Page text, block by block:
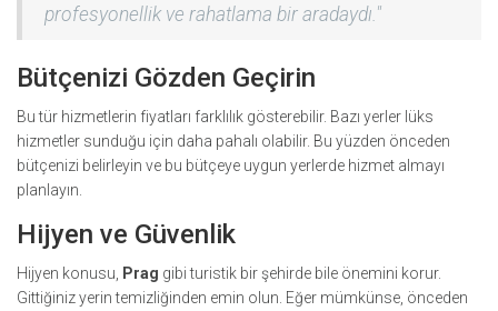
profesyonellik ve rahatlama bir aradaydı."
Bütçenizi Gözden Geçirin
Bu tür hizmetlerin fiyatları farklılık gösterebilir. Bazı yerler lüks
hizmetler sunduğu için daha pahalı olabilir. Bu yüzden önceden
bütçenizi belirleyin ve bu bütçeye uygun yerlerde hizmet almayı
planlayın.
Hijyen ve Güvenlik
Hijyen konusu, Prag gibi turistik bir şehirde bile önemini korur.
Gittiğiniz yerin temizliğinden emin olun. Eğer mümkünse, önceden